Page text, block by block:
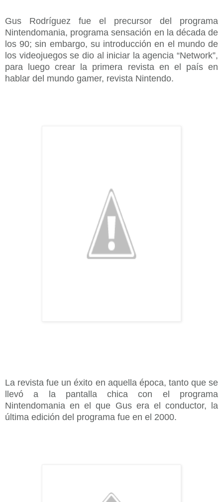
Gus Rodríguez fue el precursor del programa
Nintendomania, programa sensación en la década de
los 90; sin embargo, su introducción en el mundo de
los videojuegos se dio al iniciar la agencia “Network”,
para luego crear la primera revista en el país en
hablar del mundo gamer, revista Nintendo.
La revista fue un éxito en aquella época, tanto que se
llevó a la pantalla chica con el programa
Nintendomania en el que Gus era el conductor, la
última edición del programa fue en el 2000.